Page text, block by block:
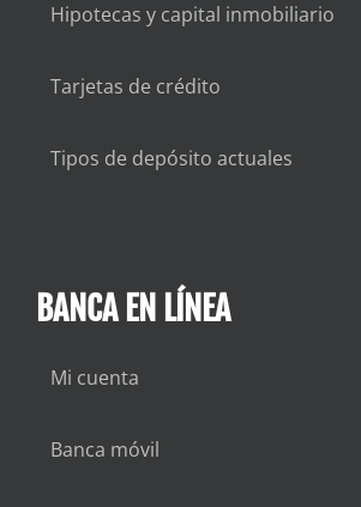
Hipotecas y capital inmobiliario
Tarjetas de crédito
Tipos de depósito actuales
BANCA EN LÍNEA
Mi cuenta
Banca móvil